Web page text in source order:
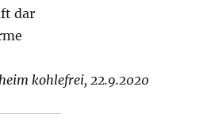
dar
kohlefrei, 22.9.2020